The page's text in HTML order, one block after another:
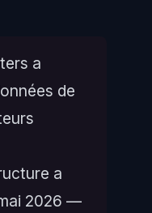
a
de
a
2026 —